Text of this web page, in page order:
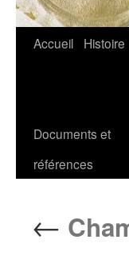
Accueil Histoire
Documents et
références
←